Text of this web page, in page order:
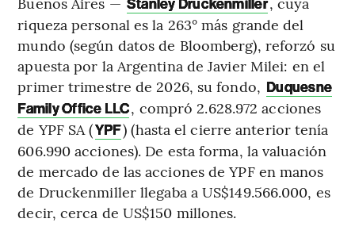
Stanley Druckenmiller
riqueza personal es la 263° más grande del
mundo (según datos de Bloomberg), reforzó su
apuesta por la Argentina de Javier Milei: en el
primer trimestre de 2026, su fondo, Duquesne
Family Office LLC, compró 2.628.972 acciones
de YPF SA (YPF) (hasta el cierre anterior tenía
606.990 acciones). De esta forma, la valuación
de mercado de las acciones de YPF en manos
de Druckenmiller llegaba a US$149.566.000, es
decir, cerca de US$150 millones.